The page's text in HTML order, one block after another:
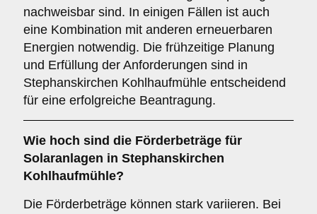
nachweisbar sind. In einigen Fällen ist auch
eine Kombination mit anderen erneuerbaren
Energien notwendig. Die frühzeitige Planung
und Erfüllung der Anforderungen sind in
Stephanskirchen Kohlhaufmühle entscheidend
für eine erfolgreiche Beantragung.
Wie hoch sind die Förderbeträge für
Solaranlagen in Stephanskirchen
Kohlhaufmühle?
Die Förderbeträge können stark variieren. Bei